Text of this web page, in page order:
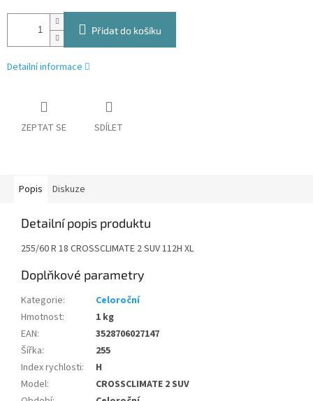
Přidat do košíku
Detailní informace
ZEPTAT SE SDÍLET
Popis Diskuze
Detailní popis produktu
255/60 R 18 CROSSCLIMATE 2 SUV 112H XL
Doplňkové parametry
Kategorie:
Celoroční
Hmotnost:
1 kg
EAN:
3528706027147
Šířka:
255
Index rychlosti:
H
Model:
CROSSCLIMATE 2 SUV